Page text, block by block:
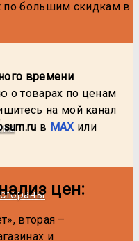
времени
о товарах по ценам
на мой канал
в MAXили
цен:
вторая –
и